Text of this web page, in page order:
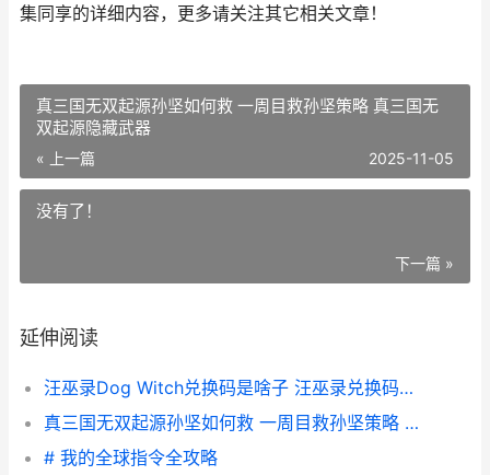
集同享的详细内容，更多请关注其它相关文章！
真三国无双起源孙坚如何救 一周目救孙坚策略 真三国无
双起源隐藏武器
« 上一篇 2025-11-05
没有了！
下一篇 »
延伸阅读
汪巫录Dog Witch兑换码是啥子 汪巫录兑换码锦集同享
真三国无双起源孙坚如何救 一周目救孙坚策略 真三国无双起源隐藏武器
# 我的全球指令全攻略